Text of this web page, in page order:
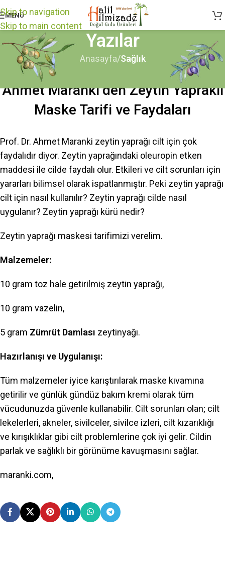
Skip to navigation
Skip to main content
MENÜ
Yazılar
Anasayfa/Sağlık
Ahmet Maranki’den Zeytin Yapraklı
Maske Tarifi ve Faydaları
Prof. Dr. Ahmet Maranki zeytin yaprağı cilt için çok
faydalıdır diyor. Zeytin yaprağındaki oleuropin etken
maddesi ile cilde faydalı olur. Etkileri ve cilt sorunları için
yararları bilimsel olarak ispatlanmıştır. Peki zeytin yaprağı
cilt için nasıl kullanılır? Zeytin yaprağı cilde nasıl
uygulanır? Zeytin yaprağı kürü nedir?
Zeytin yaprağı maskesi tarifimizi verelim.
Malzemeler:
10 gram toz hale getirilmiş zeytin yaprağı,
10 gram vazelin,
5 gram Zümrüt Damlası zeytinyağı.
Hazırlanışı ve Uygulanışı:
Tüm malzemeler iyice karıştırılarak maske kıvamına
getirilir ve günlük gündüz bakım kremi olarak tüm
vücudunuzda güvenle kullanabilir. Cilt sorunları olan; cilt
lekelerleri, akneler, sivilceler, sivilce izleri, cilt kızarıklığı
ve kırışıklıklar gibi cilt problemlerine çok iyi gelir. Cildin
parlak ve sağlıklı bir görünüme kavuşmasını sağlar.
maranki.com,